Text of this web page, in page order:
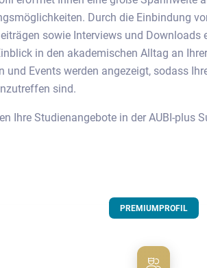
Durch die Einbindung
sowie Interviews und Downloads
in den akademischen Alltag an
und Events werden angezeigt, sodass
sind.
Ihre Studienangebote in der AUBI-plus
PREMIUMPROFIL